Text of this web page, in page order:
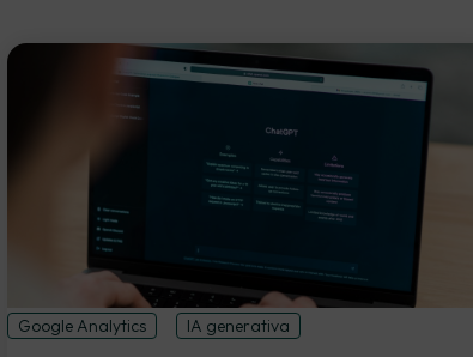
Google Analytics IA generativa